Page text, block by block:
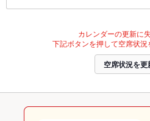
カレンダーの更新に
下記ボタンを押して空席状況
空席状況を更